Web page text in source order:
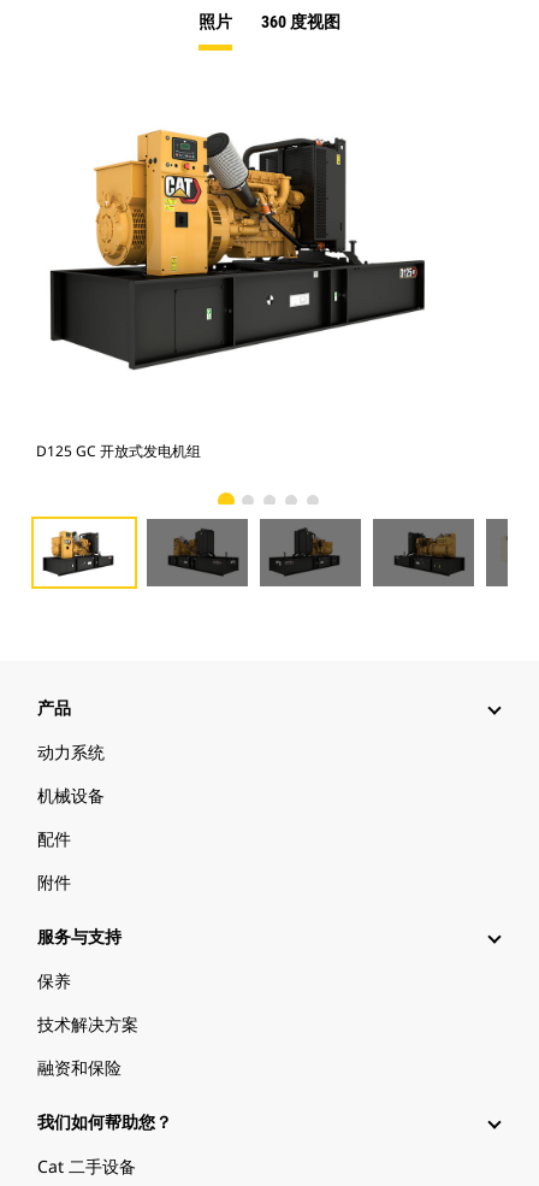
照片 360 度视图
D125 GC 开放式发电机组
产品
动力系统
机械设备
配件
附件
服务与支持
保养
技术解决方案
融资和保险
我们如何帮助您？
Cat 二手设备